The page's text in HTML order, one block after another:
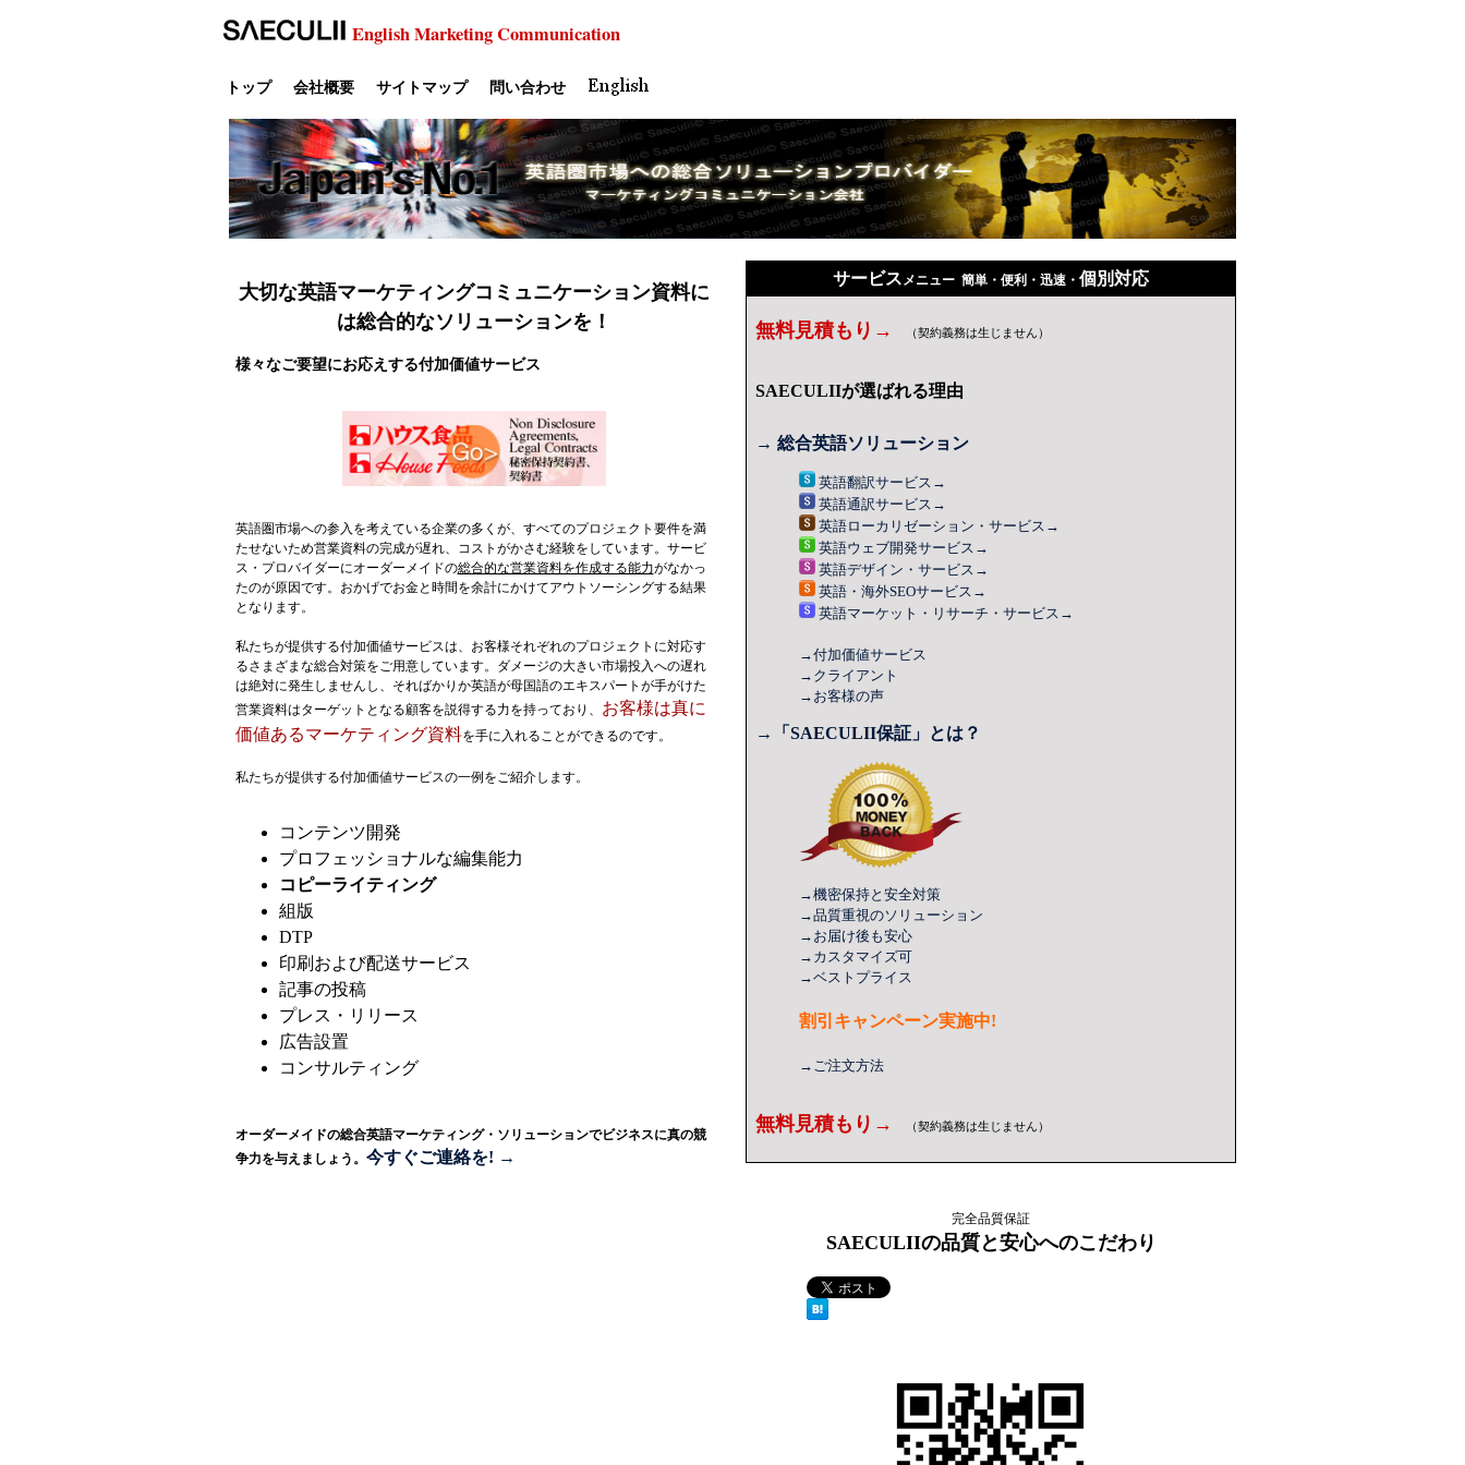
English MarketingCommunication
トップ 会社概要 サイトマップ 問い合わせ
大切な英語マーケティングコミュニケーション資料に
は総合的なソリューションを！
様々なご要望にお応えする付加価値サービス
英語圏市場への参入を考えている企業の多くが、すべてのプロジェクト要件を満
たせないため営業資料の完成が遅れ、コストがかさむ経験をしています。サービ
ス・プロバイダーにオーダーメイドの総合的な営業資料を作成する能力がなかっ
たのが原因です。おかげでお金と時間を余計にかけてアウトソーシングする結果
となります。
私たちが提供する付加価値サービスは、お客様それぞれのプロジェクトに対応す
るさまざまな総合対策をご用意しています。ダメージの大きい市場投入への遅れ
は絶対に発生しませんし、そればかりか英語が母国語のエキスパートが手がけた
営業資料はターゲットとなる顧客を説得する力を持っており、
お客様は真に
価値あるマーケティング資料を手に入れることができるのです。
私たちが提供する付加価値サービスの一例をご紹介します。
コンテンツ開発
プロフェッショナルな編集能力
コピーライティング
組版
DTP
印刷および配送サービス
記事の投稿
プレス・リリース
広告設置
コンサルティング
オーダーメイドの総合英語マーケティング・ソリューションでビジネスに真の競
争力を与えましょう。 今すぐご連絡を! →
サービスメニュー 簡単・便利・迅速・ 個別対応
無料見積もり→ （契約義務は生じません）
SAECULIIが選ばれる理由
→ 総合英語ソリューション
英語翻訳サービス →
英語通訳サービス →
英語ローカリゼーション ・サービス →
英語ウェブ開発サービス →
英語デザイン ・サービス →
英語・ 海外SEOサービス →
英語マーケット・リサーチ ・サービス →
→付加価値サービス
→クライアント
→お客様の声
→「SAECULII保証」とは？
→機密保持と安全対策
→品質重視のソリューション
→お届け後も安心
→カスタマイズ可
→ベストプライス
割引キャンペーン実施中!
→ご注文方法
無料見積もり→ （契約義務は生じません）
完全品質保証
SAECULIIの品質と安心へのこだわり